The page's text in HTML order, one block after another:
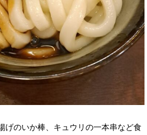
げのいか棒、キュウリの一本串など食